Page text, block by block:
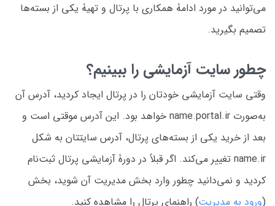
می‌توانید در مورد ادامۀ همکاری با پرتال و تهیۀ یکی از بسته‌ها
تصمیم بگیرید.
چطور سایت آزمایشی را ببینیم؟
وقتی سایت آزمایشی خودتان را در پرتال ایجاد کردید، آدرس آن
به‌صورت name.portal.ir خواهد بود. این آدرس موقتی است و
بعد از خرید یکی از بسته‌های پرتال، آدرس سایتتان به شکل
name.ir تغییر می‌کند. اگر قبلاً در دورۀ آزمایشی پرتال ثبت‌نام
کردید و نمی‌دانید چطور وارد بخش مدیریت آن شوید، بخش
(ورود به مدیریت) راهنمای پرتال را مشاهده کنید.